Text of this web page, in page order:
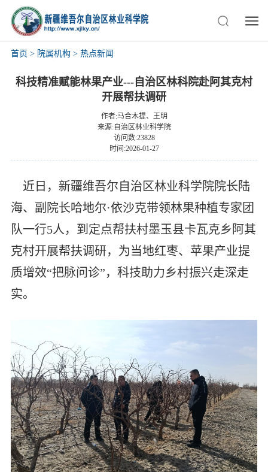
首页 > 院属机构> 热点新闻
科技精准赋能林果产业---自治区林科院赴阿其克村
开展帮扶调研
作者:马合木提、王明
来源:自治区林业科学院
访问数:23828
时间:2026-01-27
近日，新疆维吾尔自治区林业科学院院长陆
海、副院长哈地尔·依沙克带领林果种植专家团
队一行5人，到定点帮扶村墨玉县卡瓦克乡阿其
克村开展帮扶调研，为当地红枣、苹果产业提
质增效“把脉问诊”，科技助力乡村振兴走深走
实。